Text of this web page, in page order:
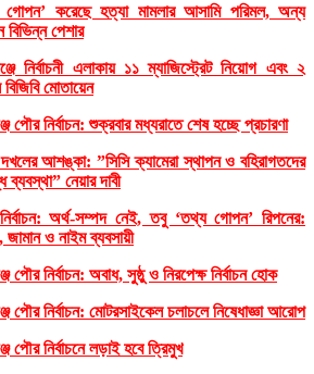
গোপন’ করেছে হত্যা মামলার আসামি পরিমল, অন্য
বিভিন্ন পেশার
নির্বাচনী এলাকায় ১১ ম্যাজিস্ট্রেট নিয়োগ এবং ২
মোতায়েন
পৌর নির্বাচন: শুক্রবার মধ্যরাতে শেষ হচ্ছে প্রচারণা
দখলের আশঙ্কা: ”সিসি ক্যামেরা স্থাপন ও বহিরাগতদের
ব্যবস্থা” নেয়ার দাবী
অর্থ-সম্পদ নেই, তবু ‘তথ্য গোপন’ রিপনের:
জামান ও নাইম ব্যবসায়ী
পৌর নির্বাচন: অবাধ, সুষ্ঠু ও নিরপেক্ষ নির্বাচন হোক
পৌর নির্বাচন: মোটরসাইকেল চলাচলে নিষেধাজ্ঞা আরোপ
পৌর নির্বাচনে লড়াই হবে ত্রিমুখ